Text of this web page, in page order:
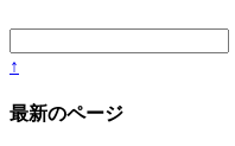
↑
最新のページ